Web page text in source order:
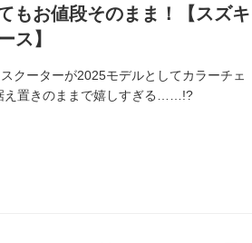
もお値段そのまま！【スズキ
ス】
クーターが2025モデルとしてカラーチェ
え置きのままで嬉しすぎる……!?